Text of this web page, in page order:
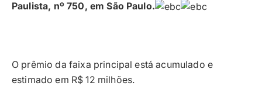
Paulista, nº 750, em São Paulo.
O prêmio da faixa principal está acumulado e
estimado em R$ 12 milhões.